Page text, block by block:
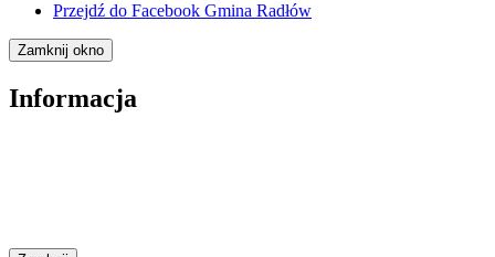
Przejdź do Facebook Gmina Radłów
Zamknij okno
Informacja